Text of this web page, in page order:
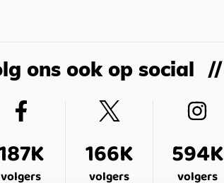
ons ook op social
volgers
166K
volgers
594K
volgers